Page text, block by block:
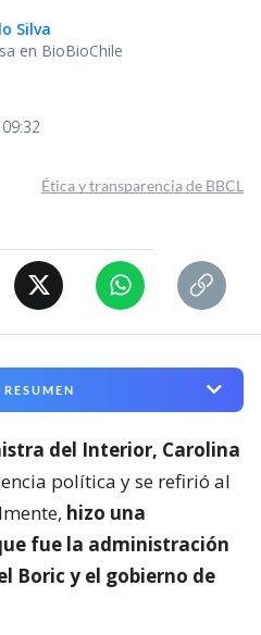
Silva
en BioBioChile
Ética y transparencia de BBCL
RESUMEN
del Interior, Carolina
política y se refirió al
hizo una
fue la administración
Boric y el gobierno de